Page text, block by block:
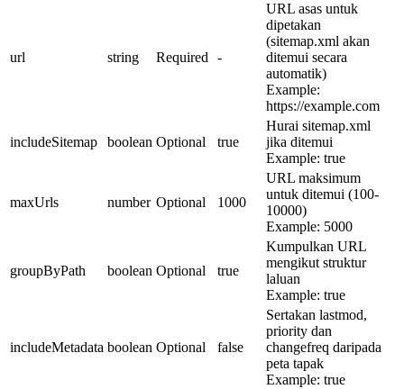
url string Required -
URL asas untuk
dipetakan
(sitemap.xml akan
ditemui secara
automatik)
Example:
https://example.com
includeSitemap boolean Optional true
Hurai sitemap.xml
jika ditemui
Example: true
maxUrls number Optional 1000
URL maksimum
untuk ditemui (100-
10000)
Example: 5000
groupByPath boolean Optional true
Kumpulkan URL
mengikut struktur
laluan
Example: true
includeMetadata boolean Optional false
Sertakan lastmod,
priority dan
changefreq daripada
peta tapak
Example: true